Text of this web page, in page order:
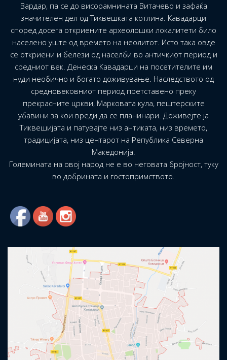
Вардар, па се до висорамнината Витачево и зафаќа
значителен дел од Тиквешката котлина. Кавадарци
според досега откриените археолошки локалитети било
населено уште од времето на неолитот. Исто така овде
се откриени и белези од населби во античкиот период и
средниот век. Денеска Кавадарци на посетителите им
нуди необично и богато доживување. Наследството од
средновековниот период претставено преку
прекрасните цркви, Марковата кула, пештерските
убавини за кои вреди да се планинари. Доживејте ја
Тиквешијата и патувајте низ антиката, низ времето,
традицијата, низ центарот на Република Северна
Македонија.
Големината на овој народ не е во неговата бројност, туку
во добрината и гостопримството.